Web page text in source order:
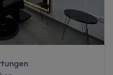
in Schwabing bieten
persönliches Ambiente
Im liebevoll
Amend Hairdesign auf
Schönheit. Ganz
Beauty“ werden